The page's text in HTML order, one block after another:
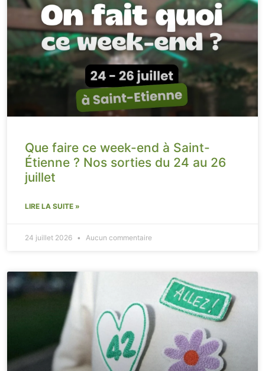
Que faire ce week-end à Saint-
Étienne ? Nos sorties du 24 au 26
juillet
LIRE LA SUITE »
24 juillet 2026 Aucun commentaire